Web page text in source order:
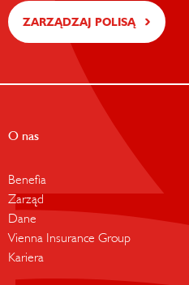
ZARZĄDZAJ POLISĄ
O nas
Benefia
Zarząd
Dane
Vienna Insurance Group
Kariera